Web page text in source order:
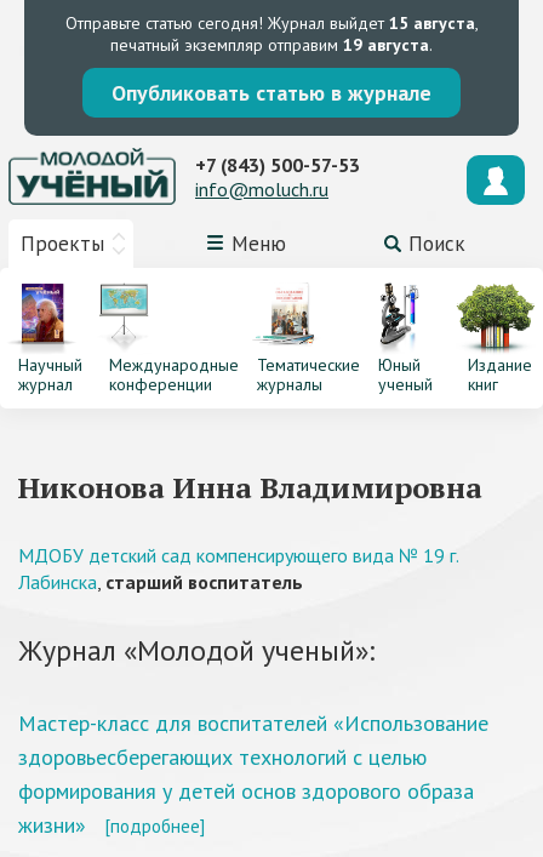
Отправьте статью сегодня! Журнал выйдет15 августа,
печатный экземпляр отправим 19 августа.
Опубликовать статью в журнале
Проекты Меню Поиск
+7 (843) 500-57-53
info@moluch.ru
Научный
журнал
Международные
конференции
Тематические
журналы
Юный
ученый
Издание
книг
Никонова Инна Владимировна
МДОБУ детский сад компенсирующего вида № 19 г.
Лабинска, старший воспитатель
Журнал «Молодой ученый»:
Мастер-класс для воспитателей «Использование
здоровьесберегающих технологий с целью
формирования у детей основ здорового образа
жизни»
[подробнее]